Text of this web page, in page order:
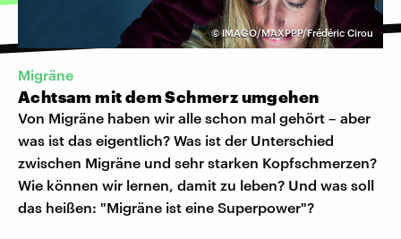
©IMAGO/MAXPPP/Frédéric Cirou
Migräne
Achtsam mit dem Schmerz umgehen
Von Migräne haben wir alle schon mal gehört – aber
was ist das eigentlich? Was ist der Unterschied
zwischen Migräne und sehr starken Kopfschmerzen?
Wie können wir lernen, damit zu leben? Und was soll
das heißen: "Migräne ist eine Superpower"?